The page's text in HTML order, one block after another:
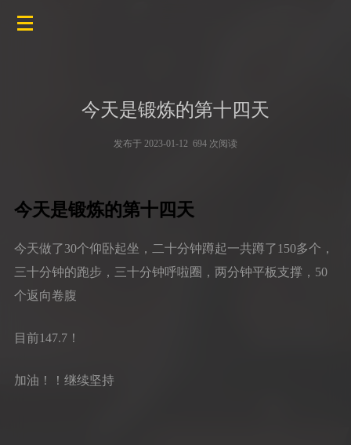
今天是锻炼的第十四天
发布于 2023-01-12 694 次阅读
今天是锻炼的第十四天
今天做了30个仰卧起坐，二十分钟蹲起一共蹲了150多个，
三十分钟的跑步，三十分钟呼啦圈，两分钟平板支撑，50
个返向卷腹
目前147.7！
加油！！继续坚持